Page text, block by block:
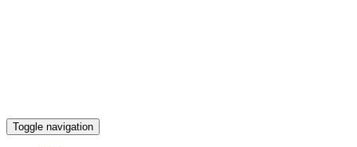
Toggle navigation